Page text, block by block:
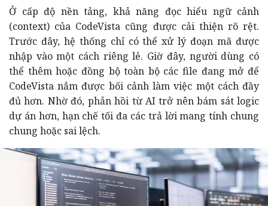
Ở cấp độ nền tảng, khả năng đọc hiểu ngữ cảnh
(context) của CodeVista cũng được cải thiện rõ rệt.
Trước đây, hệ thống chỉ có thể xử lý đoạn mã được
nhập vào một cách riêng lẻ. Giờ đây, người dùng có
thể thêm hoặc đồng bộ toàn bộ các file đang mở để
CodeVista nắm được bối cảnh làm việc một cách đầy
đủ hơn. Nhờ đó, phản hồi từ AI trở nên bám sát logic
dự án hơn, hạn chế tối đa các trả lời mang tính chung
chung hoặc sai lệch.